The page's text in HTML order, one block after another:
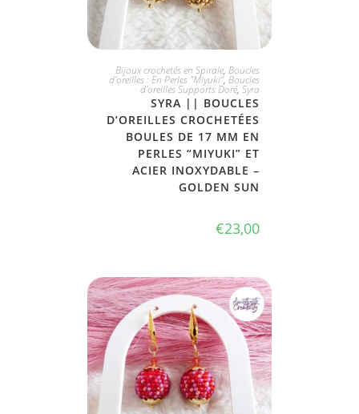
JE L'ADOPTE
Bijoux crochetés en Spirale, Boucles
d'oreilles : En Perles "Miyuki", Boucles
d'oreilles Supports Doré, Syra
SYRA || BOUCLES
D’OREILLES CROCHETÉES
BOULES DE 17 MM EN
PERLES “MIYUKI” ET
ACIER INOXYDABLE –
GOLDEN SUN
€23,00